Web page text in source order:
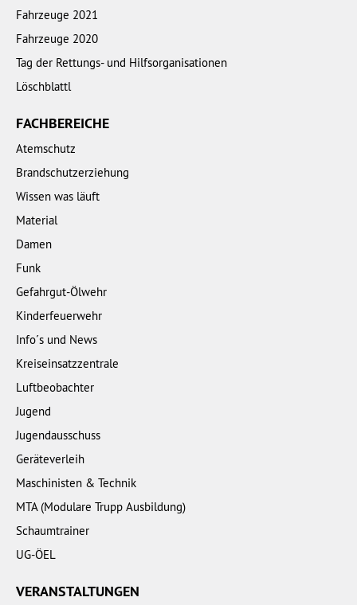
Fahrzeuge 2021
Fahrzeuge 2020
Tag der Rettungs- und Hilfsorganisationen
Löschblattl
FACHBEREICHE
Atemschutz
Brandschutzerziehung
Wissen was läuft
Material
Damen
Funk
Gefahrgut-Ölwehr
Kinderfeuerwehr
Info´s und News
Kreiseinsatzzentrale
Luftbeobachter
Jugend
Jugendausschuss
Geräteverleih
Maschinisten & Technik
MTA (Modulare Trupp Ausbildung)
Schaumtrainer
UG-ÖEL
VERANSTALTUNGEN